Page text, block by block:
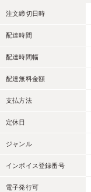
注文締切日時
配達時間
配達時間幅
配達無料金額
支払方法
定休日
ジャンル
インボイス登録番号
電子発行可